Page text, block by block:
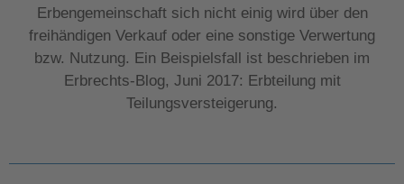
Erbengemeinschaft sich nicht einig wird über den
freihändigen Verkauf oder eine sonstige Verwertung
bzw. Nutzung. Ein Beispielsfall ist beschrieben im
Erbrechts-Blog, Juni 2017: Erbteilung mit
Teilungsversteigerung.